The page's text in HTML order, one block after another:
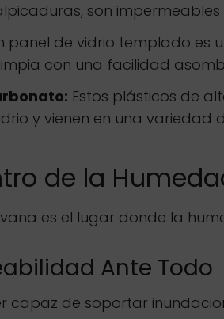
son impermeables
panel de vidrio templado es
con una facilidad
Estos plásticos de
y vienen en una variedad
de la
es el lugar donde la
Ante Todo
capaz de soportar